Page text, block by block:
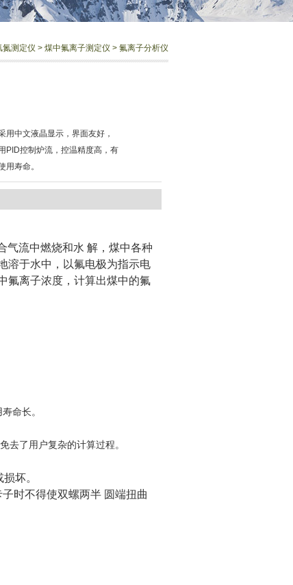
氮测定仪 > 煤中氟离子测定仪 > 氟离子分析仪
用中文液晶显示，界面友好，
PID控制炉流，控温精度高，有
用寿命。
气流中燃烧和水 解，煤中各种
溶于水中，以氟电极为指示电
氟离子浓度，计算出煤中的氟
命长。
去了用户复杂的计算过程。
坏。
时不得使双螺两半 圆端扭曲